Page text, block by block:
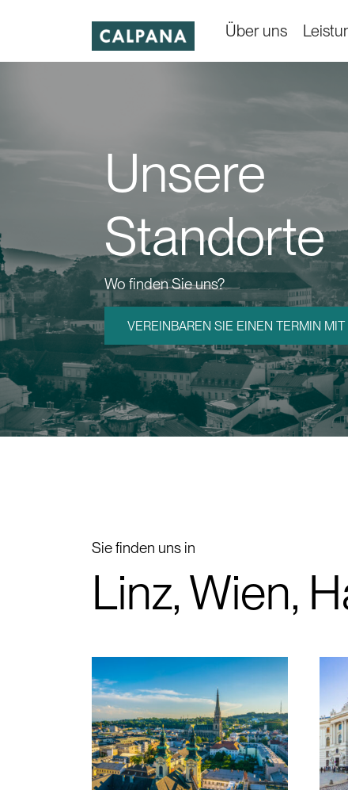
Über uns
Unsere
Standorte
Wo finden Sie uns?
VEREINBAREN SIE EINEN TERMIN
Sie finden uns in
Linz, Wien,